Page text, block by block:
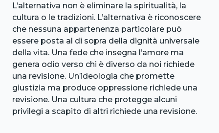
L’alternativa non è eliminare la spiritualità, la
cultura o le tradizioni. L’alternativa è riconoscere
che nessuna appartenenza particolare può
essere posta al di sopra della dignità universale
della vita. Una fede che insegna l’amore ma
genera odio verso chi è diverso da noi richiede
una revisione. Un’ideologia che promette
giustizia ma produce oppressione richiede una
revisione. Una cultura che protegge alcuni
privilegi a scapito di altri richiede una revisione.